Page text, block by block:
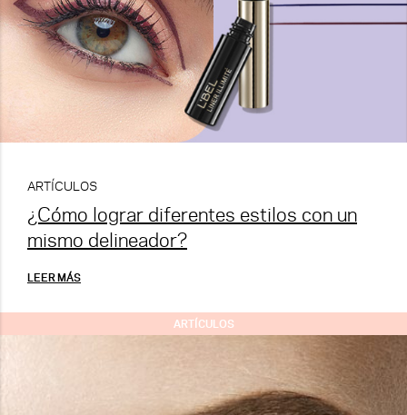
ARTÍCULOS
¿Cómo lograr diferentes estilos con un
mismo delineador?
LEER MÁS
ARTÍCULOS